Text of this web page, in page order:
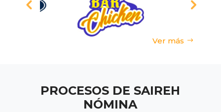
Ver más
PROCESOS DE SAIREH
NÓMINA